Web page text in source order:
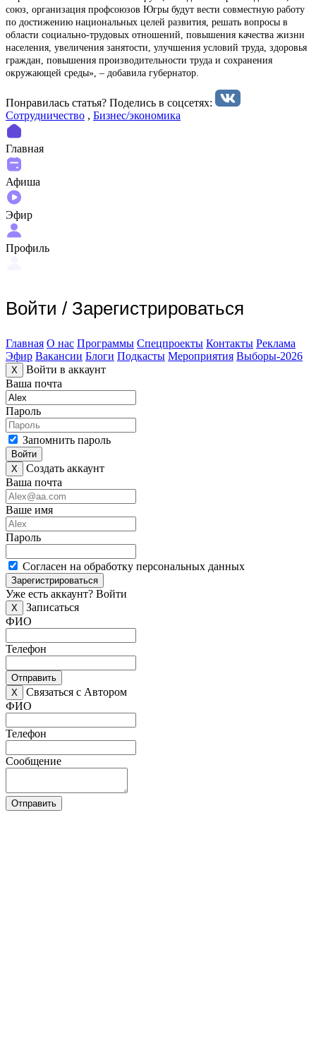
союз, организация профсоюзов Югры будут вести совместную работу
по достижению национальных целей развития, решать вопросы в
области социально-трудовых отношений, повышения качества жизни
населения, увеличения занятости, улучшения условий труда, здоровья
граждан, повышения производительности труда и сохранения
окружающей среды», – добавила губернатор.
Понравилась статья? Поделиcь в соцсетях:
Сотрудничество , Бизнес/экономика
Главная
Афиша
Эфир
Профиль
Войти / Зарегистрироваться
Главная О нас Программы Спецпроекты Контакты Реклама
Эфир Вакансии Блоги Подкасты Мероприятия Выборы-2026
X
Войти в аккаунт
Ваша почта
Пароль
Запомнить пароль
Войти
X
Создать аккаунт
Ваша почта
Ваше имя
Пароль
Согласен на обработку персональных данных
Зарегистрироваться
Уже есть аккаунт? Войти
X
Записаться
ФИО
Телефон
Отправить
X
Связаться с Автором
ФИО
Телефон
Сообщение
Отправить